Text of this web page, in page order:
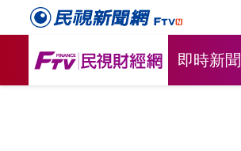
即時新聞